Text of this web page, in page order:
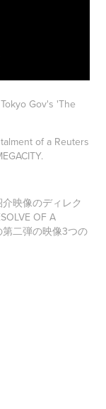
Gov's 'The
of a Reuters
映像のディレク
OF A
第二弾の映像3つの